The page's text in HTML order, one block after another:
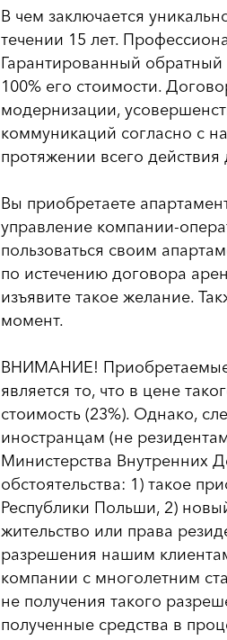
В чем заключается
течении 15 лет.
Гарантированный
100% его стоимости.
модернизации,
коммуникаций согласно с
протяжении всего
Вы приобретаете
управление компании-
пользоваться своим
по истечению договора
изъявите такое желание.
момент.
ВНИМАНИЕ! Приобретаемые
является то, что в цене
стоимость (23%). Однако,
иностранцам (не
Министерства Внутренних
обстоятельства: 1) такое
Республики Польши, 2)
жительство или права
разрешения нашим
компании с многолетним
не получения такого
полученные средства в